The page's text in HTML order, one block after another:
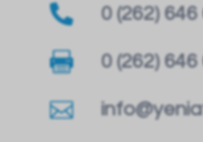
 0 (262) 646
 0 (262) 646
